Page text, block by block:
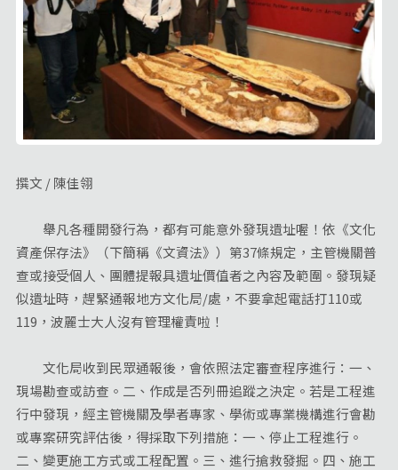
撰文 / 陳佳翎
舉凡各種開發行為，都有可能意外發現遺址喔！依《文化
資產保存法》（下簡稱《文資法》）第37條規定，主管機關普
查或接受個人、團體提報具遺址價值者之內容及範圍。發現疑
似遺址時，趕緊通報地方文化局/處，不要拿起電話打110或
119，波麗士大人沒有管理權責啦！
文化局收到民眾通報後，會依照法定審查程序進行：一、
現場勘查或訪查。二、作成是否列冊追蹤之決定。若是工程進
行中發現，經主管機關及學者專家、學術或專業機構進行會勘
或專案研究評估後，得採取下列措施：一、停止工程進行。
二、變更施工方式或工程配置。三、進行搶救發掘。四、施工